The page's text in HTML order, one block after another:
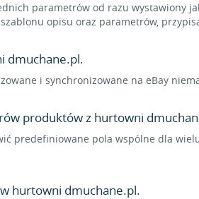
parametrów od razu wystawiony
opisu oraz parametrów,
dmuchane.pl.
i synchronizowane na eBay
produktów z hurtowni
predefiniowane pola wspólne dla
hurtowni dmuchane.pl.